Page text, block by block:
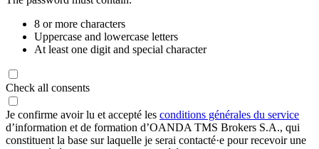
8 or more characters
Uppercase and lowercase letters
At least one digit and special character
Check all consents
Je confirme avoir lu et accepté les conditions générales du service
d’information et de formation d’OANDA TMS Brokers S.A., qui
constituent la base sur laquelle je serai contacté·e pour recevoir une